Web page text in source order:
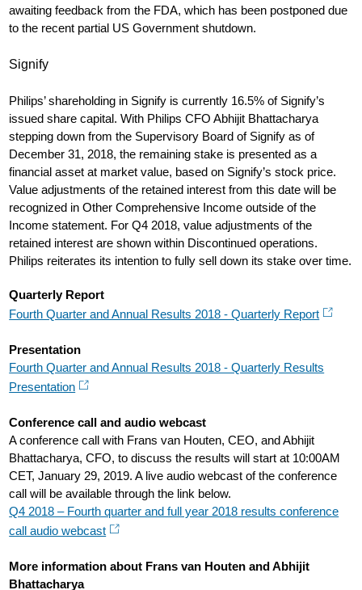
awaiting feedback from the FDA, which has been postponed due
to the recent partial US Government shutdown.
Signify
Philips’ shareholding in Signify is currently 16.5% of Signify’s
issued share capital. With Philips CFO Abhijit Bhattacharya
stepping down from the Supervisory Board of Signify as of
December 31, 2018, the remaining stake is presented as a
financial asset at market value, based on Signify’s stock price.
Value adjustments of the retained interest from this date will be
recognized in Other Comprehensive Income outside of the
Income statement. For Q4 2018, value adjustments of the
retained interest are shown within Discontinued operations.
Philips reiterates its intention to fully sell down its stake over time.
Quarterly Report
Fourth Quarter and Annual Results 2018 - Quarterly Report
Presentation
Fourth Quarter and Annual Results 2018 - Quarterly Results
Presentation
Conference call and audio webcast
A conference call with Frans van Houten, CEO, and Abhijit
Bhattacharya, CFO, to discuss the results will start at 10:00AM
CET, January 29, 2019. A live audio webcast of the conference
call will be available through the link below.
Q4 2018 – Fourth quarter and full year 2018 results conference
call audio webcast
More information about Frans van Houten and Abhijit
Bhattacharya